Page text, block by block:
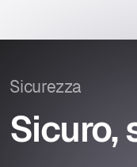
Sicurezza
Sicuro,